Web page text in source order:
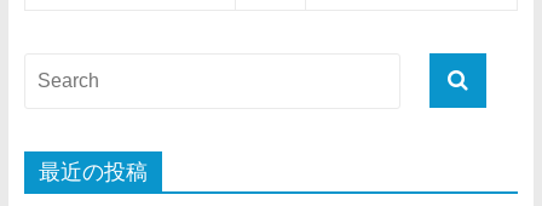
最近の投稿